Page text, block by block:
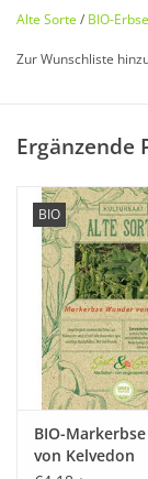
Entdecken Sie
fast in
Diese seltene
Wildformen
Sehrertragreiche
mitsüßen,
Garen, Braten
Alte Sorte / BIO-
Zur Wunschliste
Ergänzende
BIO
BIO-
von Kelvedon